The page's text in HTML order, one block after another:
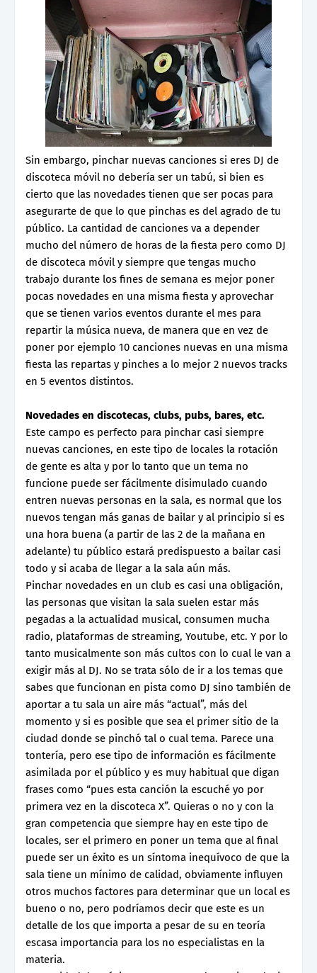
Sin embargo, pinchar nuevas canciones si eres DJ de
discoteca móvil no debería ser un tabú, si bien es
cierto que las novedades tienen que ser pocas para
asegurarte de que lo que pinchas es del agrado de tu
público. La cantidad de canciones va a depender
mucho del número de horas de la fiesta pero como DJ
de discoteca móvil y siempre que tengas mucho
trabajo durante los fines de semana es mejor poner
pocas novedades en una misma fiesta y aprovechar
que se tienen varios eventos durante el mes para
repartir la música nueva, de manera que en vez de
poner por ejemplo 10 canciones nuevas en una misma
fiesta las repartas y pinches a lo mejor 2 nuevos tracks
en 5 eventos distintos.
Novedades en discotecas, clubs, pubs, bares, etc.
Este campo es perfecto para pinchar casi siempre
nuevas canciones, en este tipo de locales la rotación
de gente es alta y por lo tanto que un tema no
funcione puede ser fácilmente disimulado cuando
entren nuevas personas en la sala, es normal que los
nuevos tengan más ganas de bailar y al principio si es
una hora buena (a partir de las 2 de la mañana en
adelante) tu público estará predispuesto a bailar casi
todo y si acaba de llegar a la sala aún más.
Pinchar novedades en un club es casi una obligación,
las personas que visitan la sala suelen estar más
pegadas a la actualidad musical, consumen mucha
radio, plataformas de streaming, Youtube, etc. Y por lo
tanto musicalmente son más cultos con lo cual le van a
exigir más al DJ. No se trata sólo de ir a los temas que
sabes que funcionan en pista como DJ sino también de
aportar a tu sala un aire más “actual”, más del
momento y si es posible que sea el primer sitio de la
ciudad donde se pinchó tal o cual tema. Parece una
tontería, pero ese tipo de información es fácilmente
asimilada por el público y es muy habitual que digan
frases como “pues esta canción la escuché yo por
primera vez en la discoteca X”. Quieras o no y con la
gran competencia que siempre hay en este tipo de
locales, ser el primero en poner un tema que al final
puede ser un éxito es un síntoma inequívoco de que la
sala tiene un mínimo de calidad, obviamente influyen
otros muchos factores para determinar que un local es
bueno o no, pero podríamos decir que este es un
detalle de los que importa a pesar de su en teoría
escasa importancia para los no especialistas en la
materia.